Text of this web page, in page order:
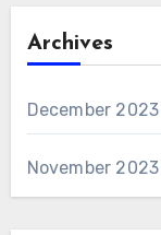
Archives
December 2023
November 2023